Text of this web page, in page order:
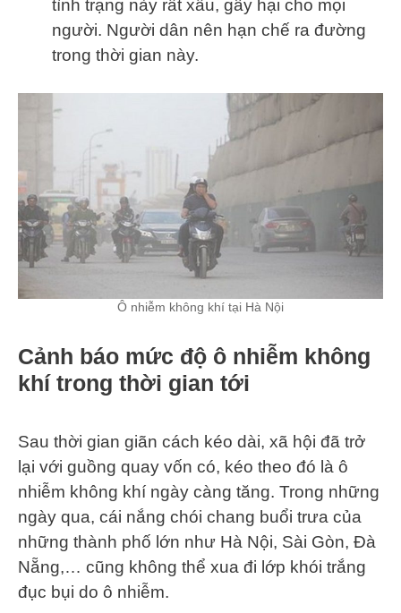
tình trạng này rất xấu, gây hại cho mọi
người. Người dân nên hạn chế ra đường
trong thời gian này.
Ô nhiễm không khí tại Hà Nội
Cảnh báo mức độ ô nhiễm không
khí trong thời gian tới
Sau thời gian giãn cách kéo dài, xã hội đã trở
lại với guồng quay vốn có, kéo theo đó là ô
nhiễm không khí ngày càng tăng. Trong những
ngày qua, cái nắng chói chang buổi trưa của
những thành phố lớn như Hà Nội, Sài Gòn, Đà
Nẵng,… cũng không thể xua đi lớp khói trắng
đục bụi do ô nhiễm.